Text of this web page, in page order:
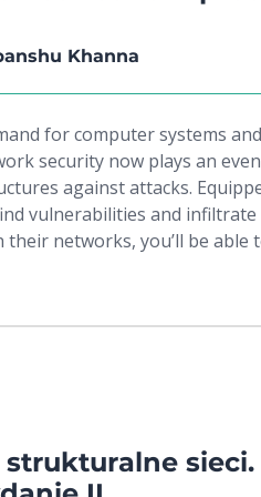
Khanna
for computer systems
security now plays an
against attacks.
vulnerabilities and infiltrate
networks, you’ll be able
comprehensive guide
familiar with attacking tools
breaches. Once you’ve
attacks that target
learning journey will get more
sieci.